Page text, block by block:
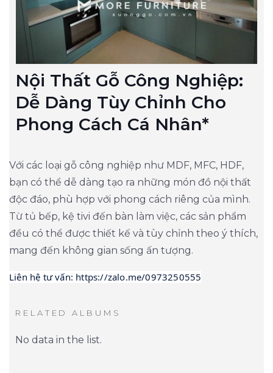
Nội Thất Gỗ Công Nghiệp:
Dễ Dàng Tùy Chỉnh Cho
Phong Cách Cá Nhân*
Với các loại gỗ công nghiệp như MDF, MFC, HDF,
bạn có thể dễ dàng tạo ra những món đồ nội thất
độc đáo, phù hợp với phong cách riêng của mình.
Từ tủ bếp, kệ tivi đến bàn làm việc, các sản phẩm
đều có thể được thiết kế và tùy chỉnh theo ý thích,
mang đến không gian sống ấn tượng.
Liên hệ tư vấn: https://zalo.me/0973250555
RELATED ALBUMS
No data in the list.